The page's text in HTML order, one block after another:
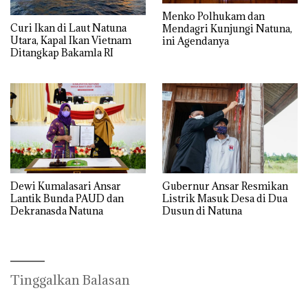
Curi Ikan di Laut Natuna
Utara, Kapal Ikan Vietnam
Ditangkap Bakamla RI
Menko Polhukam dan
Mendagri Kunjungi Natuna,
ini Agendanya
Dewi Kumalasari Ansar
Lantik Bunda PAUD dan
Dekranasda Natuna
Gubernur Ansar Resmikan
Listrik Masuk Desa di Dua
Dusun di Natuna
Tinggalkan Balasan